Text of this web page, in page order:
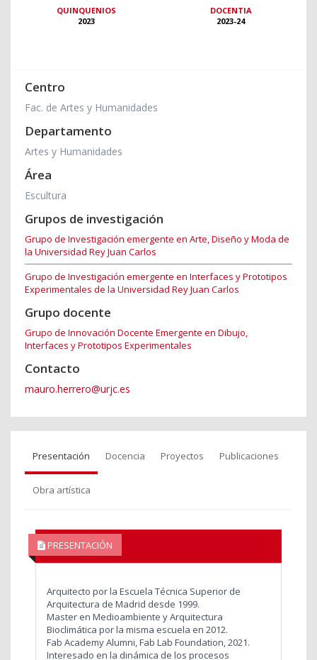
QUINQUENIOS
2023
DOCENTIA
2023-24
Centro
Fac. de Artes y Humanidades
Departamento
Artes y Humanidades
Área
Escultura
Grupos de investigación
Grupo de Investigación emergente en Arte, Diseño y Moda de
la Universidad Rey Juan Carlos
Grupo de Investigación emergente en Interfaces y Prototipos
Experimentales de la Universidad Rey Juan Carlos
Grupo docente
Grupo de Innovación Docente Emergente en Dibujo,
Interfaces y Prototipos Experimentales
Contacto
mauro.herrero@urjc.es
Presentación Docencia Proyectos Publicaciones
Obra artística
PRESENTACIÓN
Arquitecto por la Escuela Técnica Superior de
Arquitectura de Madrid desde 1999.
Master en Medioambiente y Arquitectura
Bioclimática por la misma escuela en 2012.
Fab Academy Alumni, Fab Lab Foundation, 2021.
Interesado en la dinámica de los procesos